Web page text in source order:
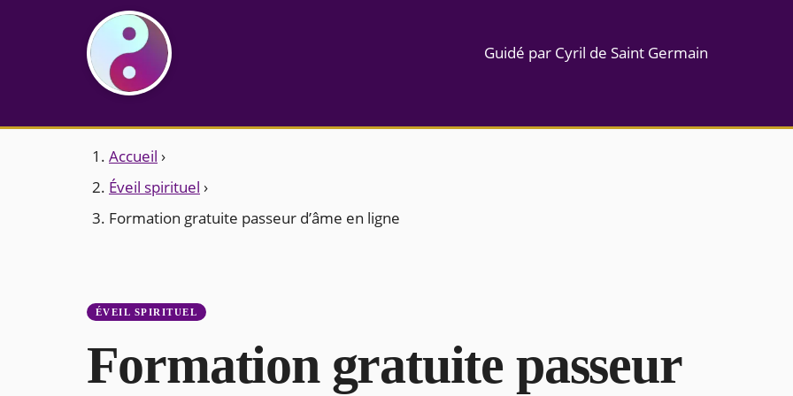
Guidé par Cyril de Saint Germain
Accueil ›
Éveil spirituel ›
Formation gratuite passeur d’âme en ligne
ÉVEIL SPIRITUEL
Formation gratuite passeur